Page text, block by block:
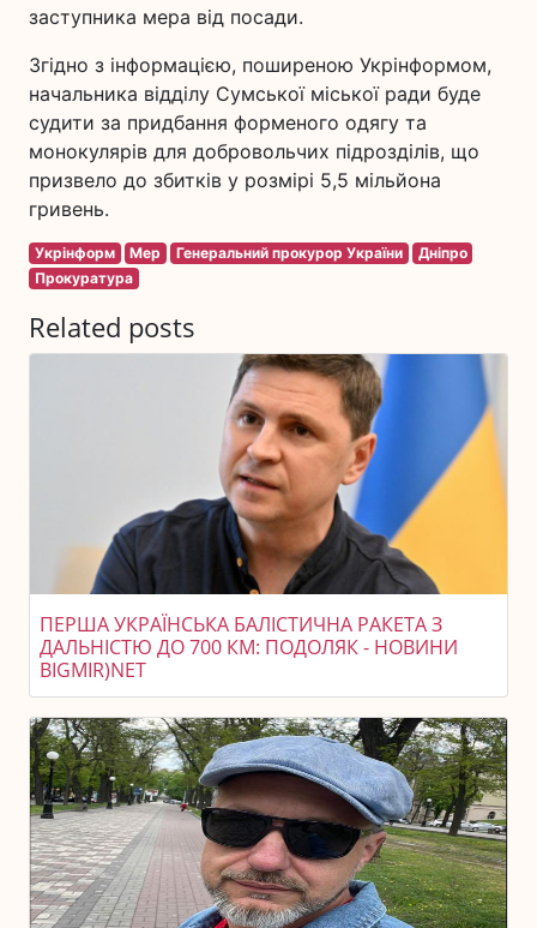
заступника мера від посади.
Згідно з інформацією, поширеною Укрінформом,
начальника відділу Сумської міської ради буде
судити за придбання форменого одягу та
монокулярів для добровольчих підрозділів, що
призвело до збитків у розмірі 5,5 мільйона
гривень.
Укрінформ Мер Генеральний прокурор України
Дніпро
Прокуратура
Related posts
ПЕРША УКРАЇНСЬКА БАЛІСТИЧНА РАКЕТА З
ДАЛЬНІСТЮ ДО 700 КМ: ПОДОЛЯК - НОВИНИ
BIGMIR)NET